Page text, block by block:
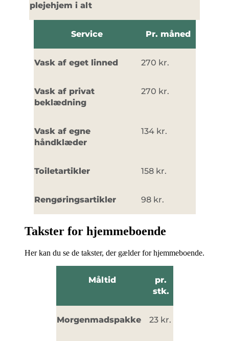
plejehjem i alt
Service Pr. måned
Vask af eget linned 270 kr.
Vask af privat
beklædning
270 kr.
Vask af egne
håndklæder
134 kr.
Toiletartikler 158 kr.
Rengøringsartikler 98 kr.
Takster for hjemmeboende
Her kan du se de takster, der gælder for hjemmeboende.
Måltid
pr.
stk.
Morgenmadspakke 23 kr.